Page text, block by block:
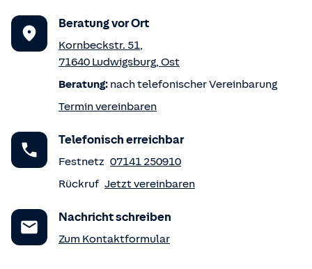
Beratung vor Ort
Kornbeckstr. 51,
71640 Ludwigsburg, Ost
Beratung: nach telefonischer Vereinbarung
Termin vereinbaren
Telefonisch erreichbar
Festnetz 07141 250910
Rückruf Jetzt vereinbaren
Nachricht schreiben
Zum Kontaktformular